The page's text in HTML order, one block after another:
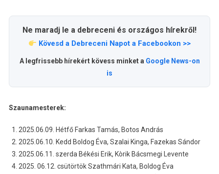
Ne maradj le a debreceni és országos hírekről!
Kövesd a Debreceni Napot a Facebookon >>
A legfrissebb hírekért kövess minket a Google News-on
is
Szaunamesterek:
2025.06.09. Hétfő Farkas Tamás, Botos András
2025.06.10. Kedd Boldog Éva, Szalai Kinga, Fazekas Sándor
2025.06.11. szerda Békési Erik, Kòrik Bácsmegi Levente
2025. 06.12. csütörtök Szathmári Kata, Boldog Éva